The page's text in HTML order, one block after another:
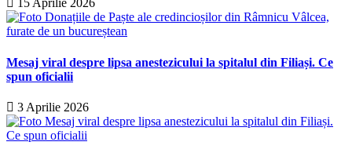
15 Aprilie 2026
Mesaj viral despre lipsa anestezicului la spitalul din Filiași. Ce
spun oficialii
3 Aprilie 2026